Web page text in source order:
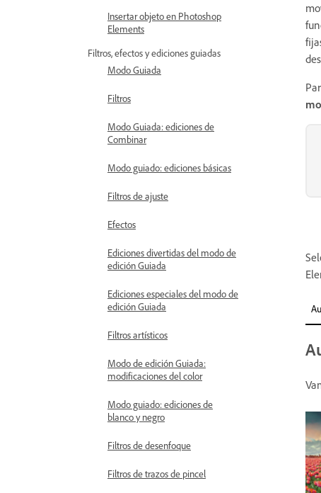
Insertar objeto en Photoshop
Elements
Filtros, efectos y ediciones guiadas
Modo Guiada
Filtros
Modo Guiada: ediciones de
Combinar
Modo guiado: ediciones básicas
Filtros de ajuste
Efectos
Ediciones divertidas del modo de
edición Guiada
Ediciones especiales del modo de
edición Guiada
Filtros artísticos
Modo de edición Guiada:
modificaciones del color
Modo guiado: ediciones de
blanco y negro
Filtros de desenfoque
Filtros de trazos de pincel